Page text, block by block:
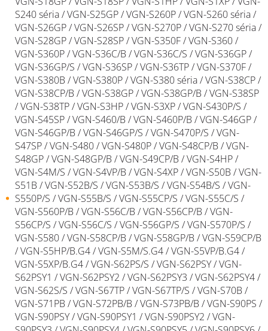
S240 séria / VGN-S25GP / VGN-S260P / VGN-S260 séria /
VGN-S26GP / VGN-S26SP / VGN-S270P / VGN-S270 séria /
VGN-S28GP / VGN-S28SP / VGN-S350F / VGN-S360 /
VGN-S360P / VGN-S36C/B / VGN-S36C/S / VGN-S36GP /
VGN-S36GP/S / VGN-S36SP / VGN-S36TP / VGN-S370F /
VGN-S380B / VGN-S380P / VGN-S380 séria / VGN-S38CP /
VGN-S38CP/B / VGN-S38GP / VGN-S38GP/B / VGN-S38SP
/ VGN-S38TP / VGN-S3HP / VGN-S3XP / VGN-S430P/S /
VGN-S45SP / VGN-S460/B / VGN-S460P/B / VGN-S46GP /
VGN-S46GP/B / VGN-S46GP/S / VGN-S470P/S / VGN-
S47SP / VGN-S480 / VGN-S480P / VGN-S48CP/B / VGN-
S48GP / VGN-S48GP/B / VGN-S49CP/B / VGN-S4HP /
VGN-S4M/S / VGN-S4VP/B / VGN-S4XP / VGN-S50B / VGN-
S51B / VGN-S52B/S / VGN-S53B/S / VGN-S54B/S / VGN-
S550P/S / VGN-S55B/S / VGN-S55CP/S / VGN-S55C/S /
VGN-S560P/B / VGN-S56C/B / VGN-S56CP/B / VGN-
S56CP/S / VGN-S56C/S / VGN-S56GP/S / VGN-S570P/S /
VGN-S580 / VGN-S58CP/B / VGN-S58GP/B / VGN-S59CP/B
/ VGN-S5HP/B.G4 / VGN-S5M/S.G4 / VGN-S5VP/B.G4 /
VGN-S5XP/B.G4 / VGN-S62PS/S / VGN-S62PSY / VGN-
S62PSY1 / VGN-S62PSY2 / VGN-S62PSY3 / VGN-S62PSY4 /
VGN-S62S/S / VGN-S67TP / VGN-S67TP/S / VGN-S70B /
VGN-S71PB / VGN-S72PB/B / VGN-S73PB/B / VGN-S90PS /
VGN-S90PSY / VGN-S90PSY1 / VGN-S90PSY2 / VGN-